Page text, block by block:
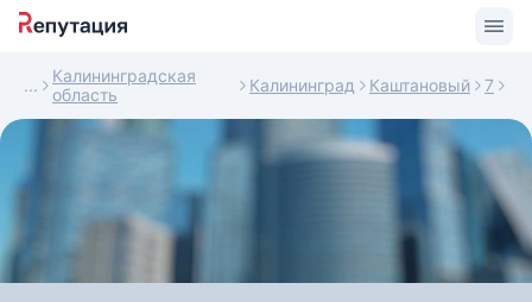
Калининградская
область
Калининград Каштановый 7